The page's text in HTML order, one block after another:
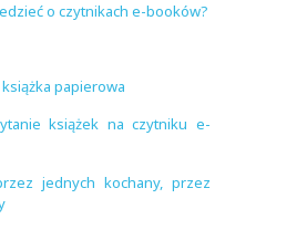
o czytnikach e-booków?
papierowa
książek na czytniku e-
jednych kochany, przez